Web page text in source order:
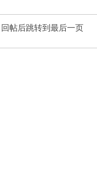
回帖后跳转到最后一页